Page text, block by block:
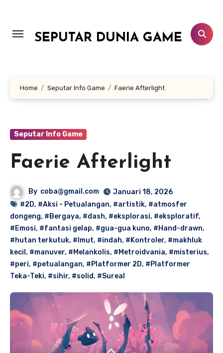
konten
SEPUTAR DUNIA GAME
Home Seputar Info Game Faerie Afterlight
Seputar Info Game
Faerie Afterlight
By coba@gmail.com
Januari 18, 2026
#2D, #Aksi - Petualangan, #artistik, #atmosfer
dongeng, #Bergaya, #dash, #eksplorasi, #eksploratif,
#Emosi, #fantasi gelap, #gua-gua kuno, #Hand-drawn,
#hutan terkutuk, #Imut, #indah, #Kontroler, #makhluk
kecil , #manuver, #Melankolis, #Metroidvania, #misterius,
#peri, #petualangan, #Platformer 2D, #Platformer
Teka-Teki, #sihir, #solid, #Sureal